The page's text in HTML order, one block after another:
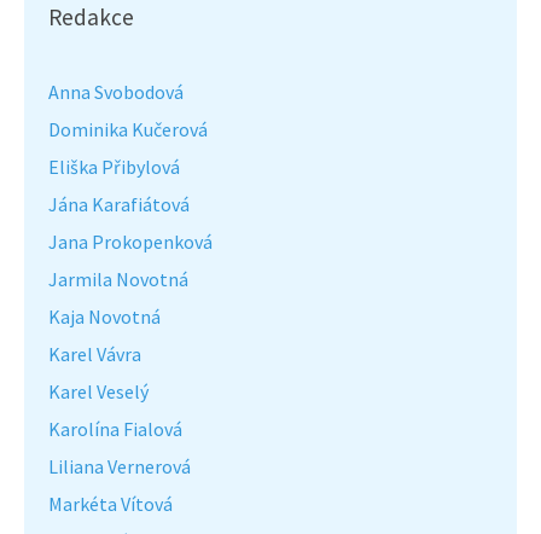
Redakce
Anna Svobodová
Dominika Kučerová
Eliška Přibylová
Jána Karafiátová
Jana Prokopenková
Jarmila Novotná
Kaja Novotná
Karel Vávra
Karel Veselý
Karolína Fialová
Liliana Vernerová
Markéta Vítová